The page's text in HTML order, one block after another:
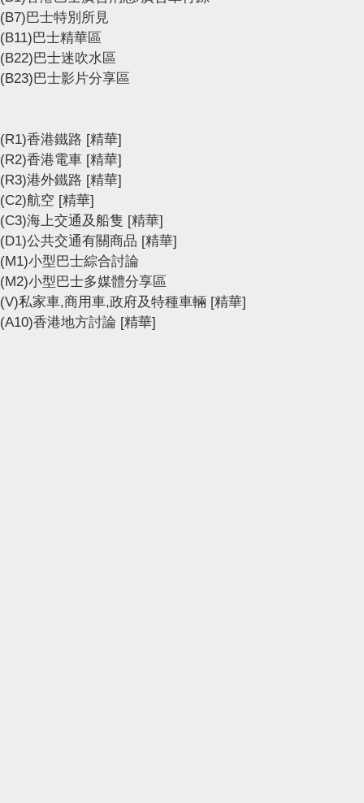
(B7)巴士特別所見
(B11)巴士精華區
(B22)巴士迷吹水區
(B23)巴士影片分享區
(R1)香港鐵路 [精華]
(R2)香港電車 [精華]
(R3)港外鐵路 [精華]
(C2)航空 [精華]
(C3)海上交通及船隻 [精華]
(D1)公共交通有關商品 [精華]
(M1)小型巴士綜合討論
(M2)小型巴士多媒體分享區
(V)私家車,商用車,政府及特種車輛 [精華]
(A10)香港地方討論 [精華]